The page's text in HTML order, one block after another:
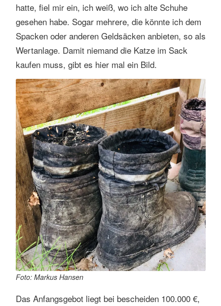
hatte, fiel mir ein, ich weiß, wo ich alte Schuhe
gesehen habe. Sogar mehrere, die könnte ich dem
Spacken oder anderen Geldsäcken anbieten, so als
Wertanlage. Damit niemand die Katze im Sack
kaufen muss, gibt es hier mal ein Bild.
Foto: Markus Hansen
Das Anfangsgebot liegt bei bescheiden 100.000 €,